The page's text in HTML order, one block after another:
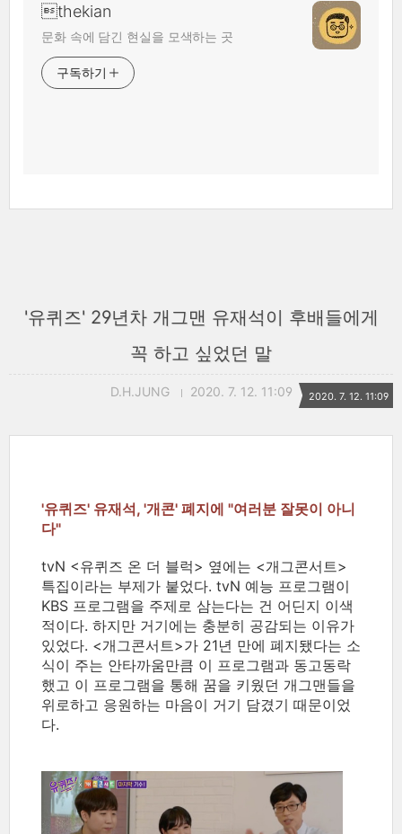
thekian
문화 속에 담긴 현실을 모색하는 곳
구독하기
'유퀴즈' 29년차 개그맨 유재석이 후배들에게
꼭 하고 싶었던 말
D.H.JUNG 2020. 7. 12. 11:09 2020. 7. 12. 11:09
'유퀴즈' 유재석, '개콘' 폐지에 "여러분 잘못이 아니
다"
tvN <유퀴즈 온 더 블럭> 옆에는 <개그콘서트>
특집이라는 부제가 붙었다. tvN 예능 프로그램이
KBS 프로그램을 주제로 삼는다는 건 어딘지 이색
적이다. 하지만 거기에는 충분히 공감되는 이유가
있었다. <개그콘서트>가 21년 만에 폐지됐다는 소
식이 주는 안타까움만큼 이 프로그램과 동고동락
했고 이 프로그램을 통해 꿈을 키웠던 개그맨들을
위로하고 응원하는 마음이 거기 담겼기 때문이었
다.